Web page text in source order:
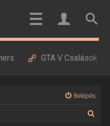
GTA V Csalások
Belépés